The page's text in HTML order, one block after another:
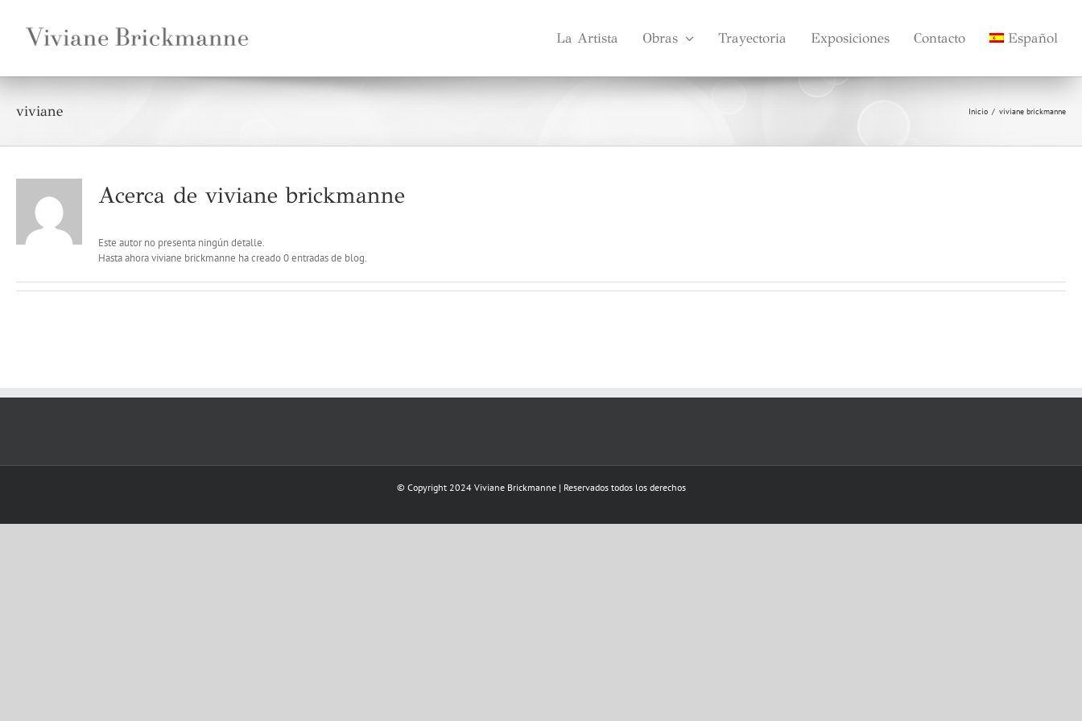
contenido
La Artista Obras Trayectoria Exposiciones Contacto Español
viviane Inicio viviane brickmanne
Acerca de viviane brickmanne
Este autor no presenta ningún detalle.
Hasta ahora viviane brickmanne ha creado 0 entradas de blog.
© Copyright 2024 Viviane Brickmanne | Reservados todos los derechos